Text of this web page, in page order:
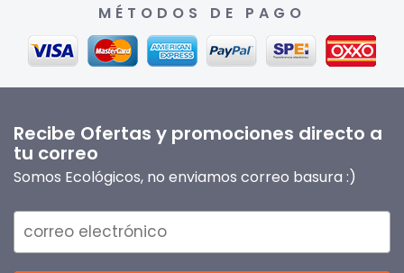
MÉTODOS DE PAGO
Recibe Ofertas y promociones directo a
tu correo
Somos Ecológicos, no enviamos correo basura :)